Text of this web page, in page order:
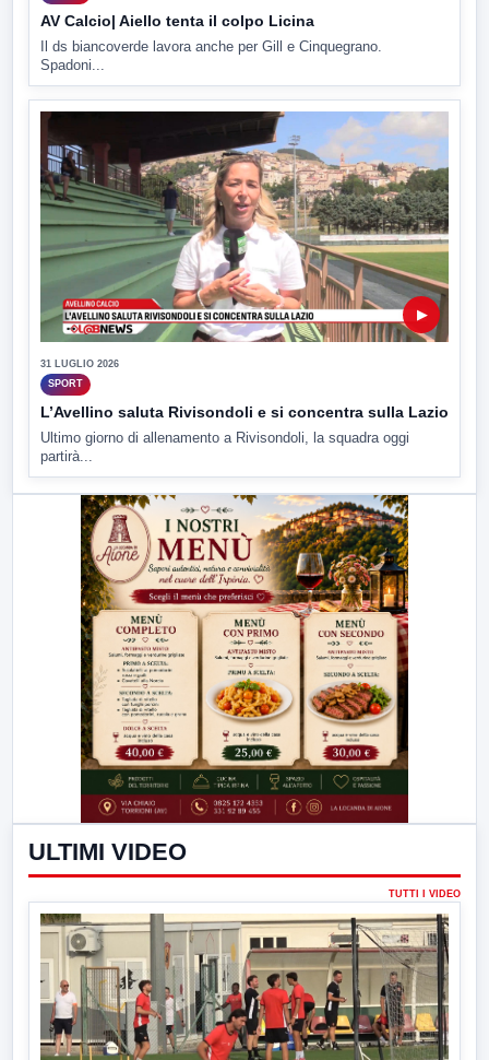
AV Calcio| Aiello tenta il colpo Licina
Il ds biancoverde lavora anche per Gill e Cinquegrano.
Spadoni...
▶
31 LUGLIO 2026
SPORT
L’Avellino saluta Rivisondoli e si concentra sulla Lazio
Ultimo giorno di allenamento a Rivisondoli, la squadra oggi
partirà...
ULTIMI VIDEO
TUTTI I VIDEO